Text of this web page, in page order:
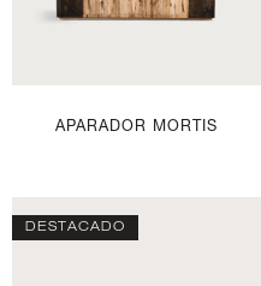
APARADOR MORTIS
DESTACADO